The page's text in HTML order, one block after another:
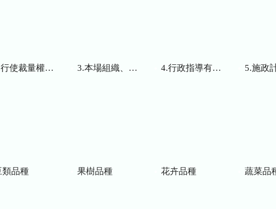
量權而訂頒之解釋性規定及裁量基準 3.本場組織、職掌及聯絡資訊 4.行政指導有關文書 5.施政計畫、業務
類品種 果樹品種 花卉品種 蔬菜品